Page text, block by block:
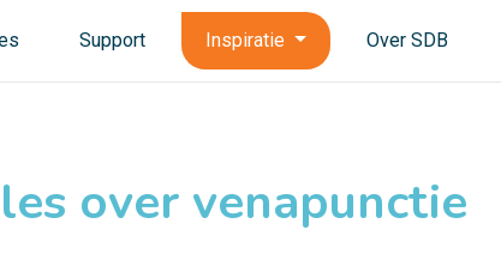
Support Inspiratie Over SDB
over venapunctie